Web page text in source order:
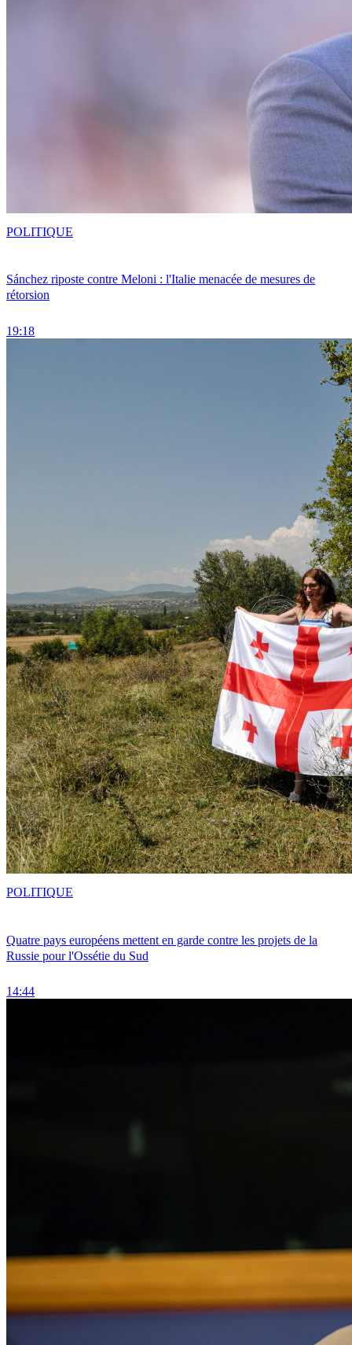
Sánchez riposte contre Meloni : l'Italie menacée de mesures de
rétorsion
19:18
POLITIQUE
Quatre pays européens mettent en garde contre les projets de la
Russie pour l'Ossétie du Sud
14:44
POLITIQUE